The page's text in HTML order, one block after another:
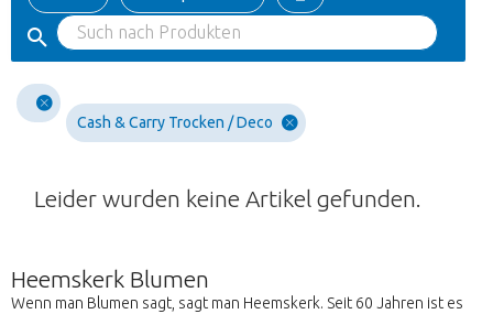
Cash & Carry Trocken / Deco
Leider wurden keine Artikel gefunden.
Heemskerk Blumen
Wenn man Blumen sagt, sagt man Heemskerk. Seit 60 Jahren ist es